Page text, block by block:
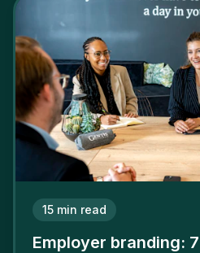
15 min read
Employer branding: